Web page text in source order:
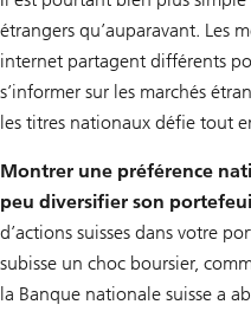
étrangers qu’auparavant. Les
internet partagent différents
s’informer sur les marchés
les titres nationaux défie tout
Montrer une préférence
peu diversifier son
d’actions suisses dans votre
subisse un choc boursier,
la Banque nationale suisse a